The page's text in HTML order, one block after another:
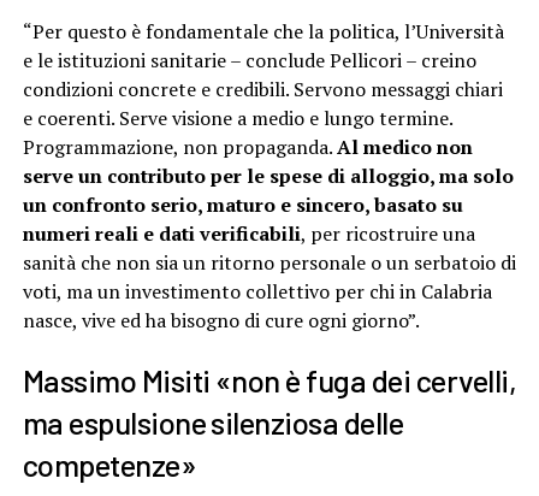
“Per questo è fondamentale che la politica, l’Università
e le istituzioni sanitarie – conclude Pellicori – creino
condizioni concrete e credibili. Servono messaggi chiari
e coerenti. Serve visione a medio e lungo termine.
Programmazione, non propaganda.Al medico non
serve un contributo per le spese di alloggio, ma solo
un confronto serio, maturo e sincero, basato su
numeri reali e dati verificabili, per ricostruire una
sanità che non sia un ritorno personale o un serbatoio di
voti, ma un investimento collettivo per chi in Calabria
nasce, vive ed ha bisogno di cure ogni giorno”.
Massimo Misiti «non è fuga dei cervelli,
ma espulsione silenziosa delle
competenze»